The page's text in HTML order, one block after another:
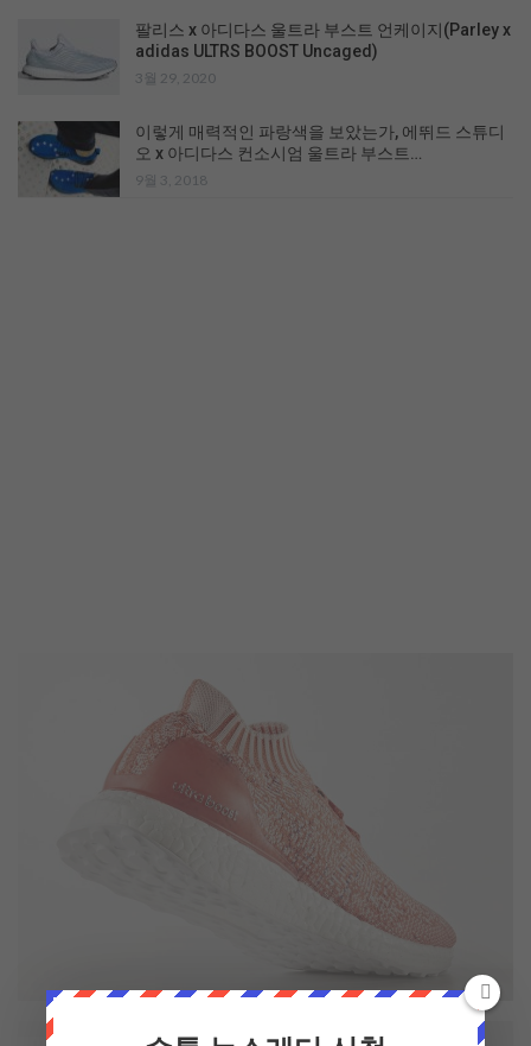
팔리스 x 아디다스 울트라 부스트 언케이지(Parley x
adidas ULTRS BOOST Uncaged)
3월 29, 2020
이렇게 매력적인 파랑색을 보았는가, 에뛰드 스튜디
오 x 아디다스 컨소시엄 울트라 부스트…
9월 3, 2018